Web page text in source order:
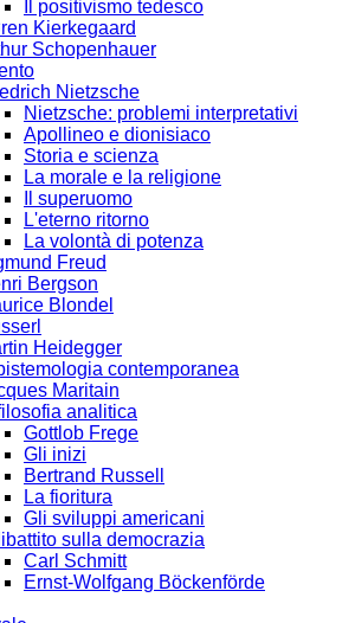
Il positivismo tedesco
Kierkegaard
Schopenhauer
Nietzsche
Nietzsche: problemi interpretativi
Apollineo e dionisiaco
Storia e scienza
La morale e la religione
Il superuomo
L'eterno ritorno
La volontà di potenza
Freud
Bergson
Blondel
Heidegger
contemporanea
Maritain
analitica
Gottlob Frege
Gli inizi
Bertrand Russell
La fioritura
Gli sviluppi americani
sulla democrazia
Carl Schmitt
Ernst-Wolfgang Böckenförde